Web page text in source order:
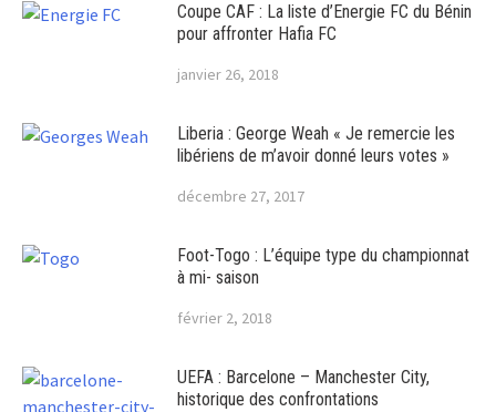
Coupe CAF : La liste d’Energie FC du Bénin
pour affronter Hafia FC
janvier 26, 2018
Liberia : George Weah « Je remercie les
libériens de m’avoir donné leurs votes »
décembre 27, 2017
Foot-Togo : L’équipe type du championnat
à mi- saison
février 2, 2018
UEFA : Barcelone – Manchester City,
historique des confrontations